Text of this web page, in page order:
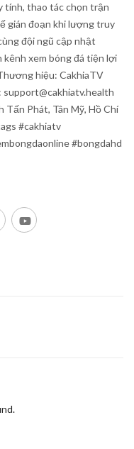
tính, thao tác chọn trận
gián đoạn khi lượng truy
đội ngũ cập nhật
xem bóng đá tiện lợi
hiệu: CakhiaTV
Tấn Phát, Tân Mỹ, Hồ Chí
#cakhiatv
#bongdahd